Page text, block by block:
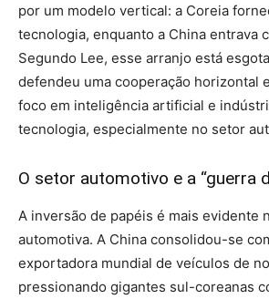
por um modelo vertical: a Coreia
tecnologia, enquanto a China entrava
Segundo Lee, esse arranjo está
defendeu uma cooperação horizontal
foco em inteligência artificial e
tecnologia, especialmente no setor
O setor automotivo e a “guerra
A inversão de papéis é mais evidente
automotiva. A China consolidou-se
exportadora mundial de veículos de
pressionando gigantes sul-coreanas